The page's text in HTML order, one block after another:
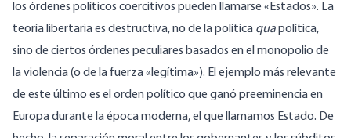
los órdenes políticos coercitivos pueden llamarse «Estados». La
teoría libertaria es destructiva, no de la política quapolítica,
sino de ciertos órdenes peculiares basados en el monopolio de
la violencia (o de la fuerza «legítima»). El ejemplo más relevante
de este último es el orden político que ganó preeminencia en
Europa durante la época moderna, el que llamamos Estado. De